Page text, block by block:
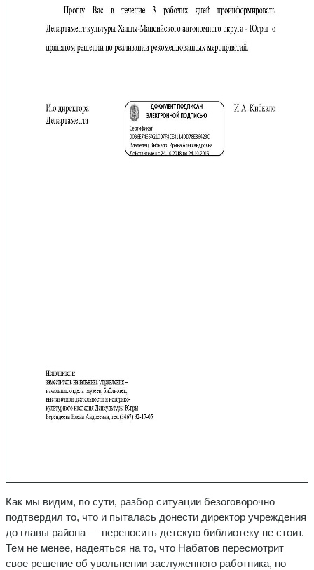
Как мы видим, по сути, разбор ситуации безоговорочно
подтвердил то, что и пыталась донести директор учреждения
до главы района — переносить детскую библиотеку не стоит.
Тем не менее, надеяться на то, что Набатов пересмотрит
свое решение об увольнении заслуженного работника, но